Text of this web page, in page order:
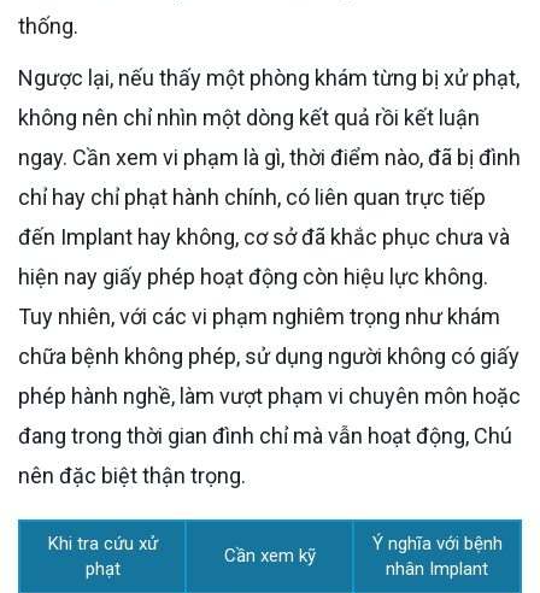
thống.
Ngược lại, nếu thấy một phòng khám từng bị xử phạt,
không nên chỉ nhìn một dòng kết quả rồi kết luận
ngay. Cần xem vi phạm là gì, thời điểm nào, đã bị đình
chỉ hay chỉ phạt hành chính, có liên quan trực tiếp
đến Implant hay không, cơ sở đã khắc phục chưa và
hiện nay giấy phép hoạt động còn hiệu lực không.
Tuy nhiên, với các vi phạm nghiêm trọng như khám
chữa bệnh không phép, sử dụng người không có giấy
phép hành nghề, làm vượt phạm vi chuyên môn hoặc
đang trong thời gian đình chỉ mà vẫn hoạt động, Chú
nên đặc biệt thận trọng.
Khi tra cứu xử
phạt
Cần xem kỹ
Ý nghĩa với bệnh
nhân Implant